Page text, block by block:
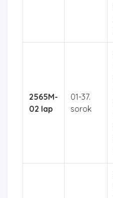
2565M-
02 lap
01-37.
sorok